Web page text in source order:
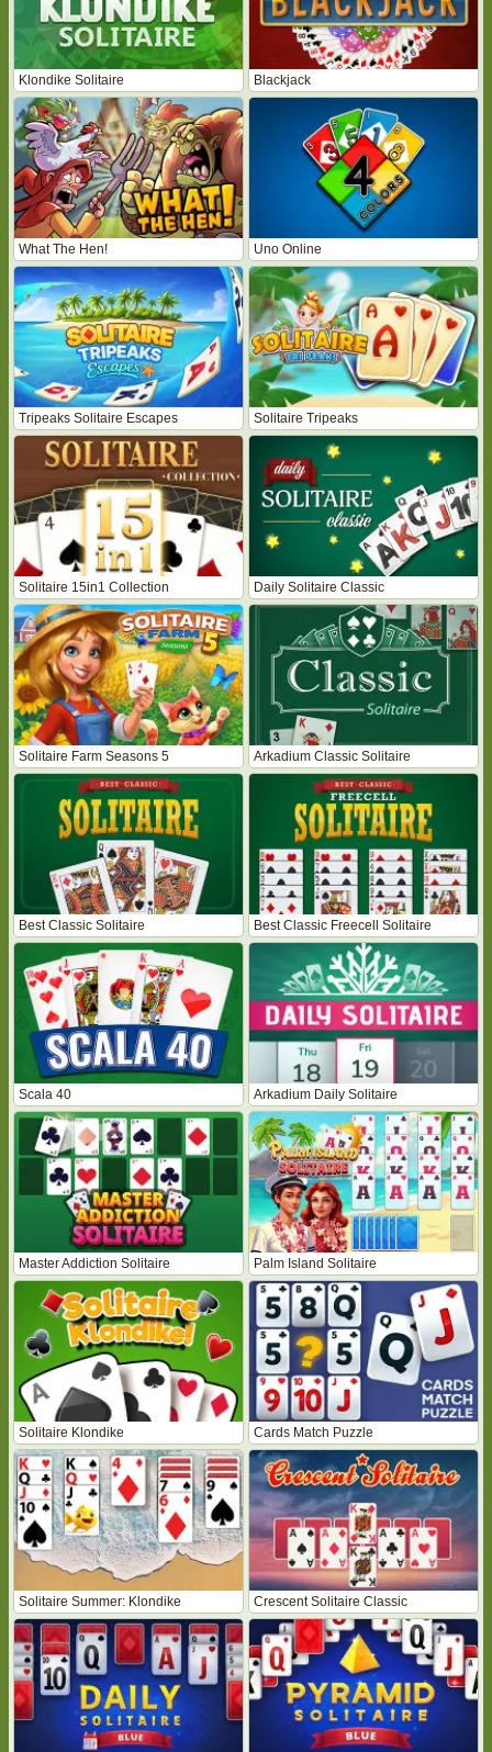
Klondike Solitaire Blackjack
What The Hen! Uno Online
Tripeaks Solitaire Escapes Solitaire Tripeaks
Solitaire 15in1 Collection Daily Solitaire Classic
Solitaire Farm Seasons 5 Arkadium Classic Solitaire
Best Classic Solitaire Best Classic Freecell Solitaire
Scala 40 Arkadium Daily Solitaire
Master Addiction Solitaire Palm Island Solitaire
Solitaire Klondike Cards Match Puzzle
Solitaire Summer: Klondike Crescent Solitaire Classic